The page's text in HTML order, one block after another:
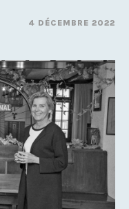
4 DÉCEMBRE 2022